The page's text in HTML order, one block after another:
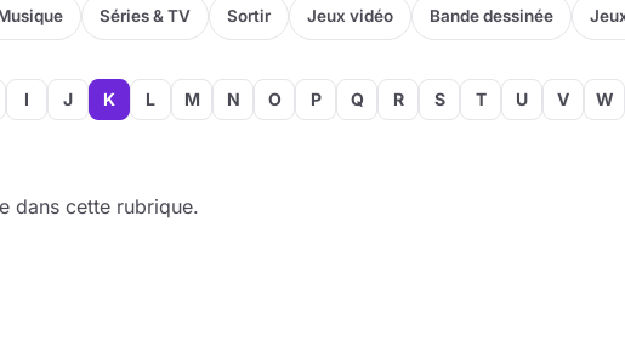
Séries & TV Sortir Jeux vidéo Bande dessinée
I J K L M N O P Q R S T U V W
dans cette rubrique.